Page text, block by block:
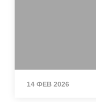
14 ФЕВ 2026